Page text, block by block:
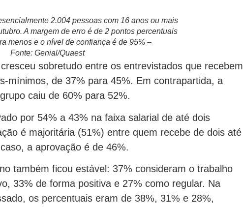
2.004 pessoas com 16 anos ou mais
A margem de erro é de 2 pontos percentuais
menos e o nível de confiança é de 95% –
Fonte: Genial/Quaest
sobretudo entre os entrevistados que recebem
mínimos, de 37% para 45%. Em contrapartida, a
caiu de 60% para 52%.
por 54% a 43% na faixa salarial de até dois
é majoritária (51%) entre quem recebe de dois até
a aprovação é de 46%.
também ficou estável: 37% consideram o trabalho
33% de forma positiva e 27% como regular. Na
os percentuais eram de 38%, 31% e 28%,